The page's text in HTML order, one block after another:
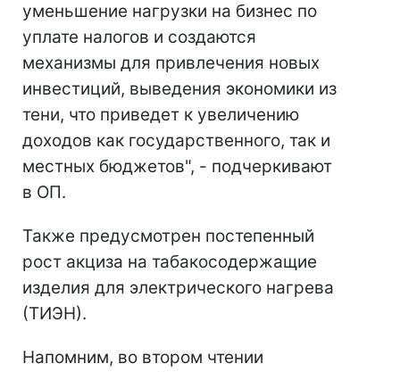
уменьшение нагрузки на бизнес по
уплате налогов и создаются
механизмы для привлечения новых
инвестиций, выведения экономики из
тени, что приведет к увеличению
доходов как государственного, так и
местных бюджетов", - подчеркивают
в ОП.
Также предусмотрен постепенный
рост акциза на табакосодержащие
изделия для электрического нагрева
(ТИЭН).
Напомним, во втором чтении